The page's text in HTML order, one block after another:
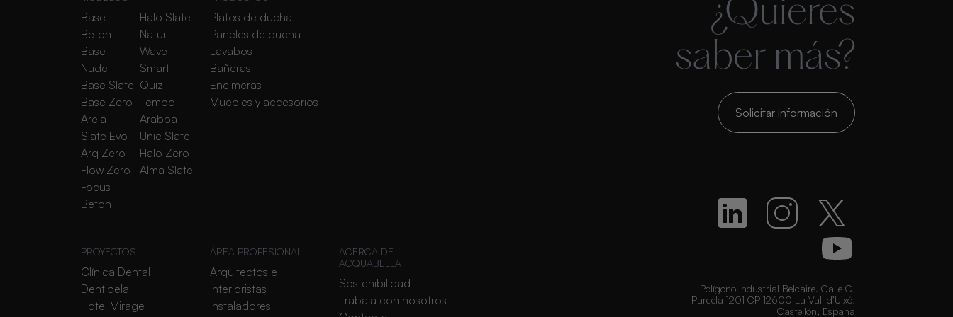
Base
Beton
Base
Nude
Base Slate
Base Zero
Areia
Slate Evo
Arq Zero
Flow Zero
Focus
Beton
Halo Slate
Natur
Wave
Smart
Quiz
Tempo
Arabba
Unic Slate
Halo Zero
Alma Slate
Platos de ducha
Paneles de ducha
Lavabos
Bañeras
Encimeras
Muebles y accesorios
PROYECTOS
Clínica Dental
Dentibela
Hotel Mirage
ÁREA PROFESIONAL
Arquitectos e
interioristas
Instaladores
ACERCA DE
ACQUABELLA
Sostenibilidad
Trabaja con nosotros
¿Quieres
saber más?
Solicitar información
Polígono Industrial Belcaire. Calle C,
Parcela 1201 CP 12600 La Vall d’Uixó,
Castellón, España